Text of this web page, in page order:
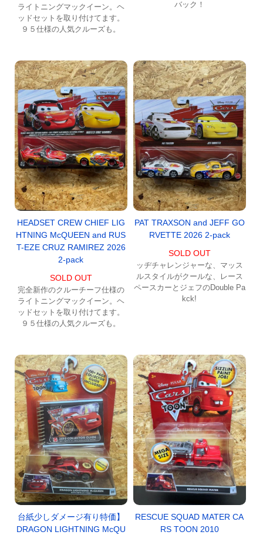
ライトニングマックイーン。ヘ
ッドセットを取り付けてます。
９５仕様の人気クルーズも。
バック！
HEADSET CREW CHIEF LIG
HTNING McQUEEN and RUS
T-EZE CRUZ RAMIREZ 2026
2-pack
SOLD OUT
完全新作のクルーチーフ仕様の
ライトニングマックイーン。ヘ
ッドセットを取り付けてます。
９５仕様の人気クルーズも。
PAT TRAXSON and JEFF GO
RVETTE 2026 2-pack
SOLD OUT
ッヂチャレンジャーな、マッス
ルスタイルがクールな、レース
ペースカーとジェフのDouble Pa
kck!
台紙少しダメージ有り特価】
DRAGON LIGHTNING McQU
RESCUE SQUAD MATER CA
RS TOON 2010